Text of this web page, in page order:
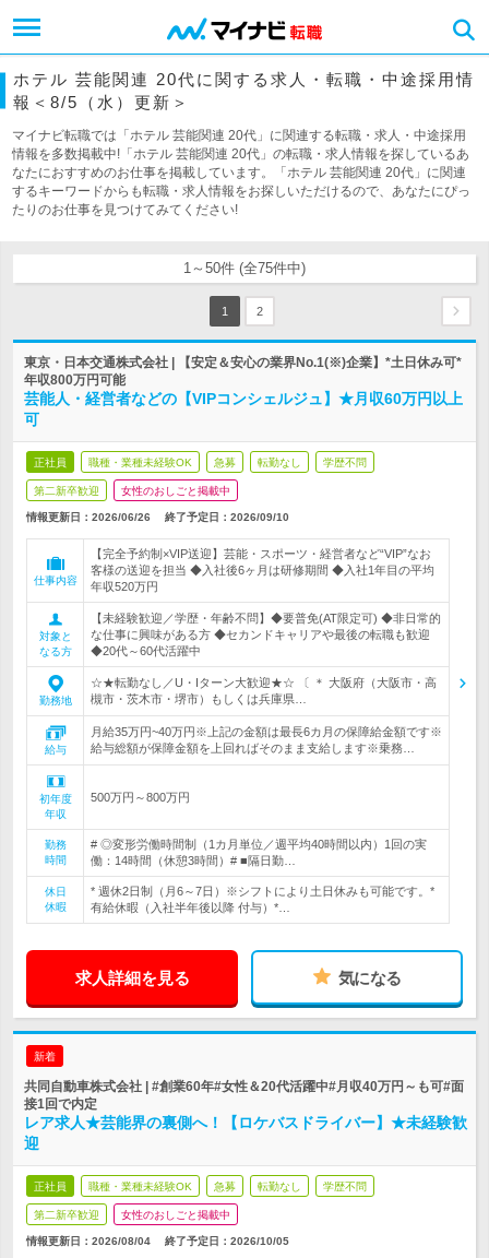
ホテル 芸能関連 20代に関する求人・転職・中途採用情
報＜8/5（水）更新＞
マイナビ転職では「ホテル 芸能関連 20代」に関連する転職・求人・中途採用
情報を多数掲載中!「ホテル 芸能関連 20代」の転職・求人情報を探しているあ
なたにおすすめのお仕事を掲載しています。「ホテル 芸能関連 20代」に関連
するキーワードからも転職・求人情報をお探しいただけるので、あなたにぴっ
たりのお仕事を見つけてみてください!
1～50件 (全75件中)
1 2
東京・日本交通株式会社 | 【安定＆安心の業界No.1(※)企業】*土日休み可*
年収800万円可能
芸能人・経営者などの【VIPコンシェルジュ】★月収60万円以上
可
正社員 職種・業種未経験OK 急募 転勤なし 学歴不問
第二新卒歓迎 女性のおしごと掲載中
情報更新日：2026/06/26 終了予定日： 2026/09/10
仕事内容
【完全予約制×VIP送迎】芸能・スポーツ・経営者など“VIP”なお
客様の送迎を担当 ◆入社後6ヶ月は研修期間 ◆入社1年目の平均
年収520万円
対象と
なる方
【未経験歓迎／学歴・年齢不問】◆要普免(AT限定可) ◆非日常的
な仕事に興味がある方 ◆セカンドキャリアや最後の転職も歓迎
◆20代～60代活躍中
勤務地
☆★転勤なし／U・Iターン大歓迎★☆ 〔 ＊ 大阪府（大阪市・高
槻市・茨木市・堺市）もしくは兵庫県…
給与
月給35万円~40万円※上記の金額は最長6カ月の保障給金額です※
給与総額が保障金額を上回ればそのまま支給します※乗務…
初年度
年収
500万円～800万円
勤務
時間
# ◎変形労働時間制（1カ月単位／週平均40時間以内）1回の実
働：14時間（休憩3時間）# ■隔日勤…
休日
休暇
* 週休2日制（月6～7日）※シフトにより土日休みも可能です。*
有給休暇（入社半年後以降 付与）*…
求人詳細を見る 気になる
新着
共同自動車株式会社 | #創業60年#女性＆20代活躍中#月収40万円～も可#面
接1回で内定
レア求人★芸能界の裏側へ！【ロケバスドライバー】★未経験歓
迎
正社員 職種・業種未経験OK 急募 転勤なし 学歴不問
第二新卒歓迎 女性のおしごと掲載中
情報更新日：2026/08/04 終了予定日： 2026/10/05